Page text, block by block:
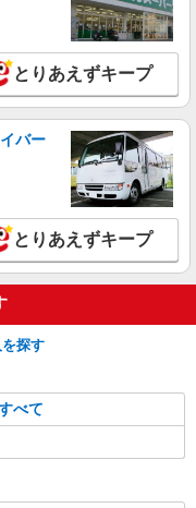
社（T11_1189）
ショップのソフトバン
定支給
詳細を見る
とりあえずキープ
バー
とりあえずキープ
探す
べて